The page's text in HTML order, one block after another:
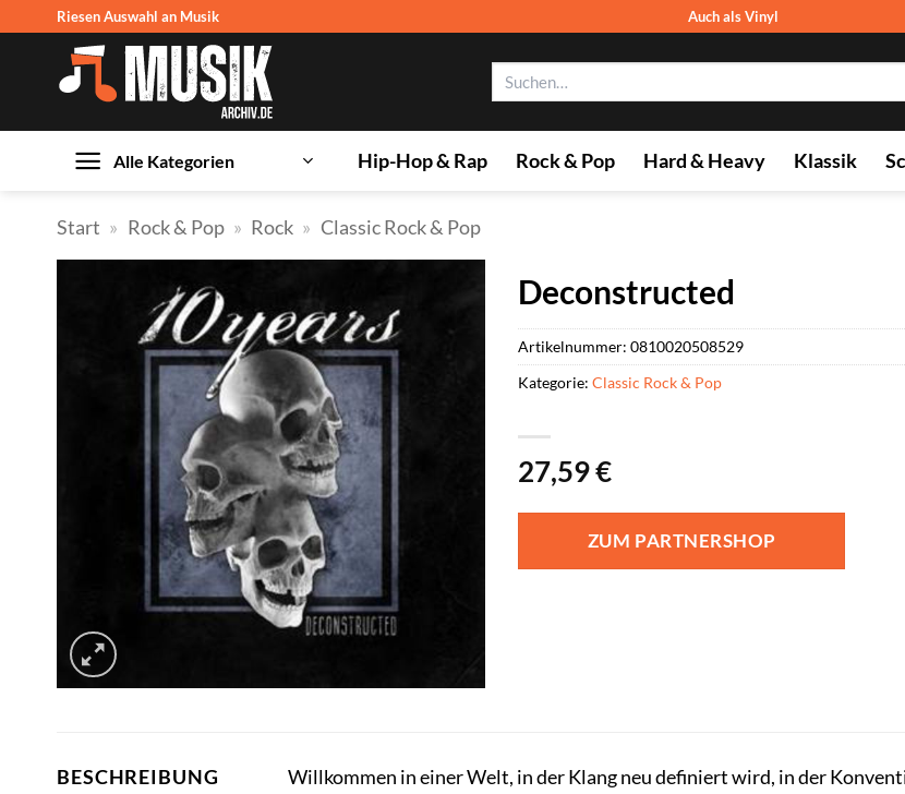
springen
Riesen Auswahl an Musik Auch als Vinyl
Alle Kategorien Hip-Hop & Rap Rock & Pop Hard & Heavy Klassik
Start » Rock & Pop » Rock » Classic Rock & Pop
Deconstructed
27,59€
ZUM PARTNERSHOP
Artikelnummer:0810020508529
Kategorie:Classic Rock & Pop
BESCHREIBUNG
Willkommen in einer Welt, in der Klang neu definiert wird, in der